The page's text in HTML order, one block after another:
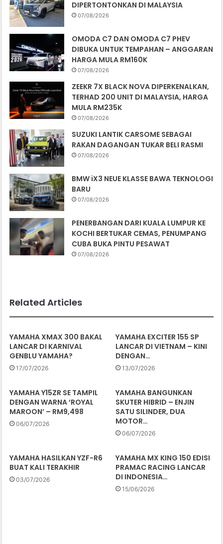
DIPERTONTONKAN DI MALAYSIA
07/08/2026
OMODA C7 DAN OMODA C7 PHEV
DIBUKA UNTUK TEMPAHAN – ANGGARAN
HARGA MULA RM160K
07/08/2026
ZEEKR 7X BLACK NOVA DIPERKENALKAN,
TERHAD 200 UNIT DI MALAYSIA, HARGA
MULA RM235K
07/08/2026
SUZUKI LANTIK CARSOME SEBAGAI
RAKAN DAGANGAN TUKAR BELI RASMI
07/08/2026
BMW iX3 NEUE KLASSE BAWA TEKNOLOGI
BARU
07/08/2026
PENERBANGAN DARI KUALA LUMPUR KE
KOCHI BERTUKAR CEMAS, PENUMPANG
CUBA BUKA PINTU PESAWAT
07/08/2026
Related Articles
YAMAHA XMAX 300 BAKAL
LANCAR DI KARNIVAL
GENBLU YAMAHA?
17/07/2026
YAMAHA EXCITER 155 SP
LANCAR DI VIETNAM – KINI
DENGAN…
13/07/2026
YAMAHA Y15ZR SE TAMPIL
DENGAN WARNA ‘ROYAL
MAROON’ – RM9,498
06/07/2026
YAMAHA BANGUNKAN
SKUTER HIBRID – ENJIN
SATU SILINDER, DUA
MOTOR…
06/07/2026
YAMAHA HASILKAN YZF-R6
BUAT KALI TERAKHIR
03/07/2026
YAMAHA MX KING 150 EDISI
PRAMAC RACING LANCAR
DI INDONESIA…
15/06/2026